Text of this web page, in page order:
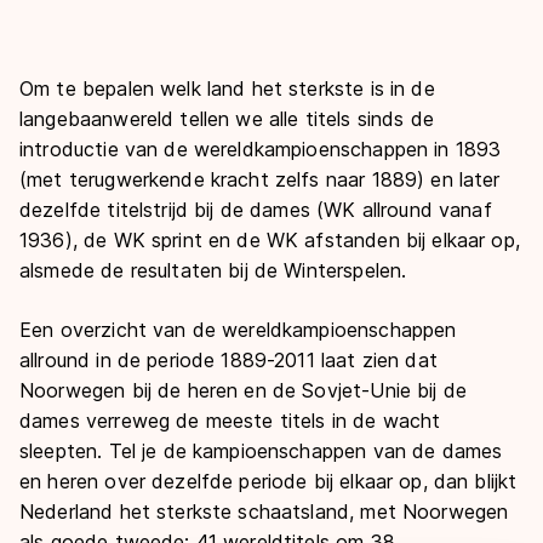
Om te bepalen welk land het sterkste is in de
langebaanwereld tellen we alle titels sinds de
introductie van de wereldkampioenschappen in 1893
(met terugwerkende kracht zelfs naar 1889) en later
dezelfde titelstrijd bij de dames (WK allround vanaf
1936), de WK sprint en de WK afstanden bij elkaar op,
alsmede de resultaten bij de Winterspelen.
Een overzicht van de wereldkampioenschappen
allround in de periode 1889-2011 laat zien dat
Noorwegen bij de heren en de Sovjet-Unie bij de
dames verreweg de meeste titels in de wacht
sleepten. Tel je de kampioenschappen van de dames
en heren over dezelfde periode bij elkaar op, dan blijkt
Nederland het sterkste schaatsland, met Noorwegen